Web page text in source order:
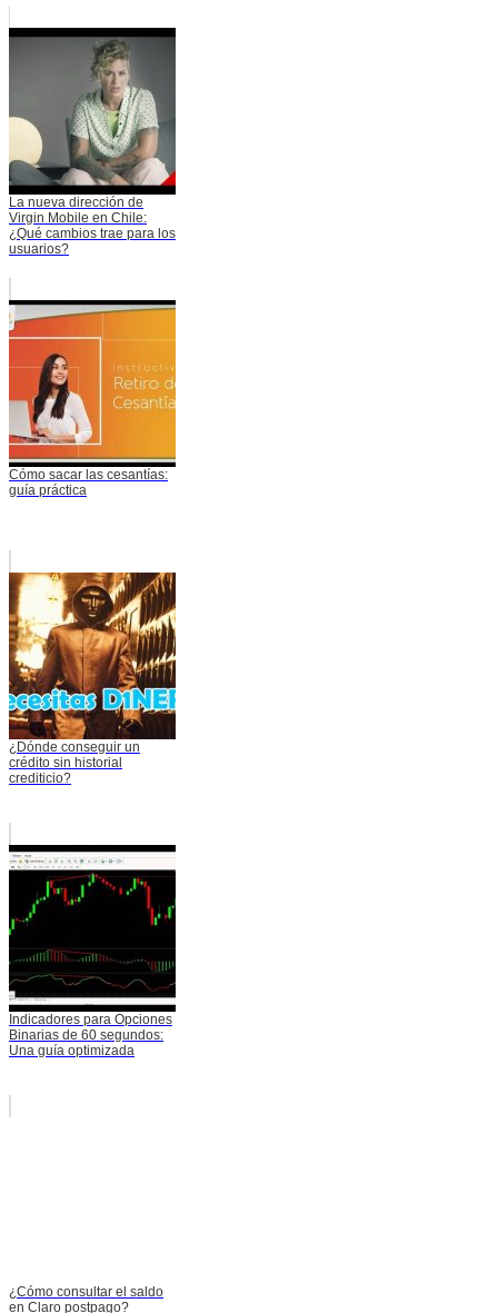
La nueva dirección de
Virgin Mobile en Chile:
¿Qué cambios trae para los
usuarios?
Cómo sacar las cesantías:
guía práctica
¿Dónde conseguir un
crédito sin historial
crediticio?
Indicadores para Opciones
Binarias de 60 segundos:
Una guía optimizada
¿Cómo consultar el saldo
en Claro postpago?